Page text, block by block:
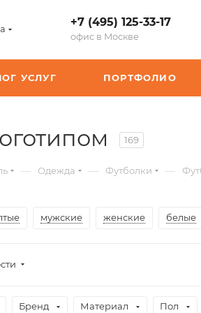
+7 (495) 125-33-17
офис в Москве
УСЛУГ ПОРТФОЛИО
169
— Одежда — Футболки —
мужские женские белые
Бренд Материал Пол